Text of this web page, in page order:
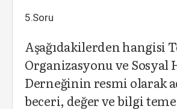
5.Soru
Aşağıdakilerden hangisi
Organizasyonu ve Sosyal
Derneğinin resmi olarak
beceri, değer ve bilgi